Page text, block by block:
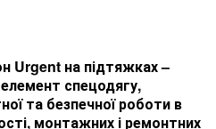
Urgent на підтяжках –
спецодягу,
та безпечної роботи в
монтажних і ремонтних